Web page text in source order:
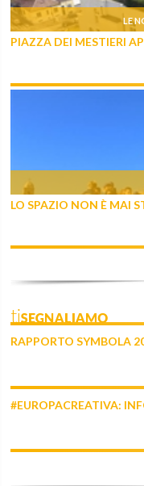
LE
PIAZZA DEI MESTIERI
LO SPAZIO NON È MAI
tiSEGNALIAMO
RAPPORTO SYMBOLA
#EUROPACREATIVA: